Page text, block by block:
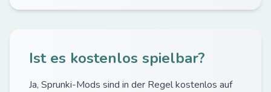
Ist es kostenlos spielbar?
Ja, Sprunki-Mods sind in der Regel kostenlos auf